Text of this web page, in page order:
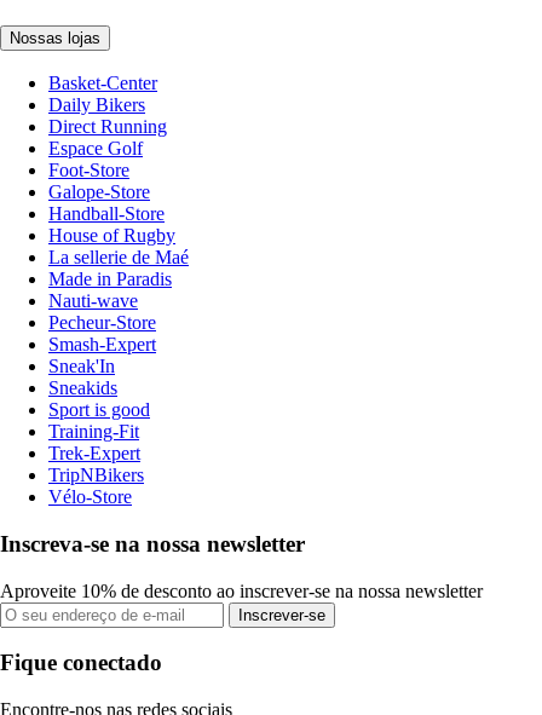
Nossas lojas
Basket-Center
Daily Bikers
Direct Running
Espace Golf
Foot-Store
Galope-Store
Handball-Store
House of Rugby
La sellerie de Maé
Made in Paradis
Nauti-wave
Pecheur-Store
Smash-Expert
Sneak'In
Sneakids
Sport is good
Training-Fit
Trek-Expert
TripNBikers
Vélo-Store
Inscreva-se na nossa newsletter
Aproveite 10% de desconto ao inscrever-se na nossa newsletter
Inscrever-se
Fique conectado
Encontre-nos nas redes sociais